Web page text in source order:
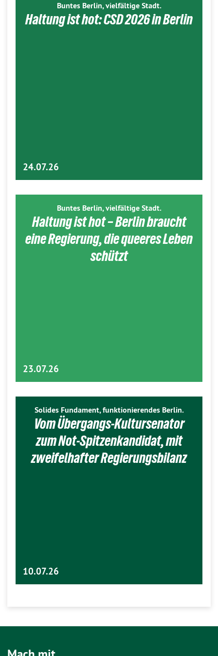
Buntes Berlin, vielfältige Stadt.
Haltung ist hot: CSD 2026 in Berlin
24.07.26
Buntes Berlin, vielfältige Stadt.
Haltung ist hot – Berlin braucht
eine Regierung, die queeres Leben
schützt
23.07.26
Solides Fundament, funktionierendes Berlin.
Vom Übergangs-Kultursenator
zum Not-Spitzenkandidat, mit
zweifelhafter Regierungsbilanz
10.07.26